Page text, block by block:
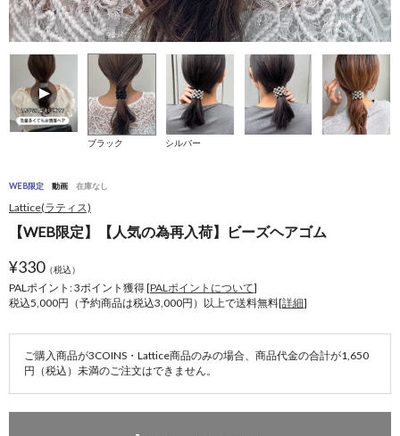
ブラック シルバー
WEB限定 動画 在庫なし
Lattice(ラティス)
【WEB限定】【人気の為再入荷】ビーズヘアゴム
¥330（税込）
PALポイント: 3ポイント獲得 [PALポイントについて]
税込5,000円（予約商品は税込3,000円）以上で送料無料[詳細]
ご購入商品が3COINS・Lattice商品のみの場合、商品代金の合計が1,650
円（税込）未満のご注文はできません。